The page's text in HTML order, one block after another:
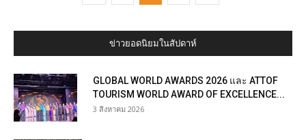
ข่าวยอดนิยมในสัปดาห์
GLOBAL WORLD AWARDS 2026 และ ATTOF
TOURISM WORLD AWARD OF EXCELLENCE...
3 สิงหาคม 2026